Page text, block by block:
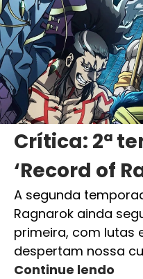
Crítica: 2ª
‘Record of
A segunda
Ragnarok ainda
primeira, com lutas
despertam nossa
Continue lendo